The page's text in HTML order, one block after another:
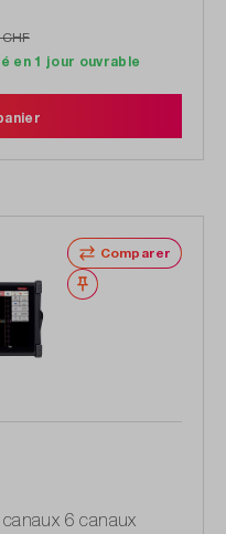
en 1 jour ouvrable
Comparer
Noter
6 canaux